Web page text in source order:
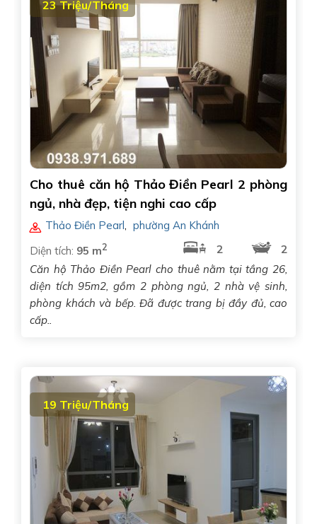
23 Triệu/Tháng
Cho thuê căn hộ Thảo Điền Pearl 2 phòng
ngủ, nhà đẹp, tiện nghi cao cấp
Thảo Điền Pearl, phường An Khánh
Diện tích: 95 m2 2
2
Căn hộ Thảo Điền Pearl cho thuê nằm tại tầng 26,
diện tích 95m2, gồm 2 phòng ngủ, 2 nhà vệ sinh,
phòng khách và bếp. Đã được trang bị đầy đủ, cao
cấp..
19 Triệu/Tháng